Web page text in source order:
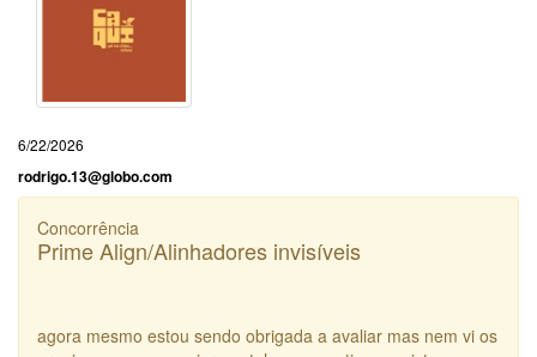
6/22/2026
rodrigo.13@globo.com
Concorrência
Prime Align/Alinhadores invisíveis
agora mesmo estou sendo obrigada a avaliar mas nem vi os